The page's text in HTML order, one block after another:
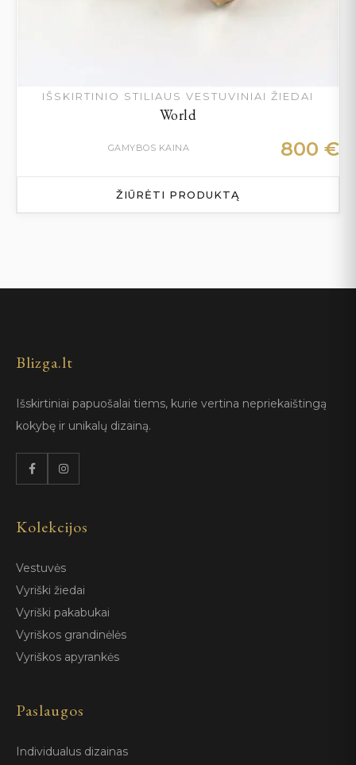
IŠSKIRTINIO STILIAUS VESTUVINIAI ŽIEDAI
World
GAMYBOS KAINA 800 €
ŽIŪRĖTI PRODUKTĄ
Blizga.lt
Išskirtiniai papuošalai tiems, kurie vertina nepriekaištingą
kokybę ir unikalų dizainą.
Kolekcijos
Vestuvės
Vyriški žiedai
Vyriški pakabukai
Vyriškos grandinėlės
Vyriškos apyrankės
Paslaugos
Individualus dizainas